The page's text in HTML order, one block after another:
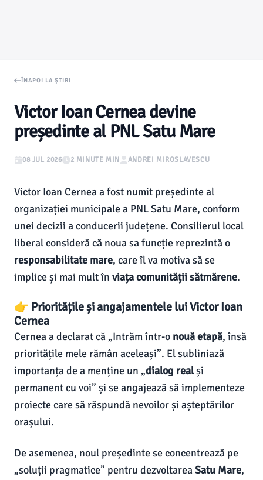
ÎNAPOI LA ȘTIRI
Victor Ioan Cernea devine
președinte al PNL Satu Mare
08 JUL 2026 2 MINUTE MIN ANDREI MIROSLAVESCU
Victor Ioan Cernea a fost numit președinte al
organizației municipale a PNL Satu Mare, conform
unei decizii a conducerii județene. Consilierul local
liberal consideră că noua sa funcție reprezintă o
responsabilitate mare, care îl va motiva să se
implice și mai mult în viața comunității sătmărene.
👉 Prioritățile și angajamentele lui Victor Ioan
Cernea
Cernea a declarat că „Intrăm într-o nouă etapă, însă
prioritățile mele rămân aceleași”. El subliniază
importanța de a menține un „dialog realși
permanent cu voi” și se angajează să implementeze
proiecte care să răspundă nevoilor și așteptărilor
orașului.
De asemenea, noul președinte se concentrează pe
„soluții pragmatice” pentru dezvoltareaSatu Mare,